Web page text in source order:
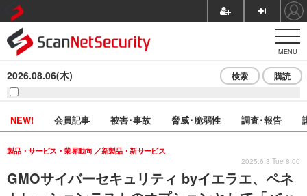
MENU
2026.08.06(木) 検索 購読
NEW! 会員記事 被害･事故 脅威･脆弱性 調査･報告
GMOサイバーセキュリティ byイエラエ、ペネ
製品・サービス・業界動向 新製品・新サービス
2025.6.3 Tue 8:00